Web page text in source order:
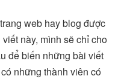
web hay blog được
này, mình sẽ chỉ cho
để biến những bài viết
những thành viên có